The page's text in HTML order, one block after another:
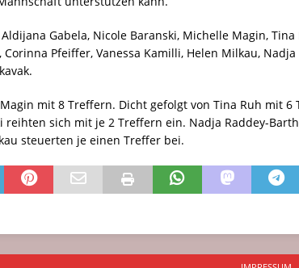
Gabela, Nicole Baranski, Michelle Magin, Tina
Corinna Pfeiffer, Vanessa Kamilli, Helen Milkau,
mit 8 Treffern. Dicht gefolgt von Tina Ruh mit 6
reihten sich mit je 2 Treffern ein. Nadja Raddey-
steuerten je einen Treffer bei.